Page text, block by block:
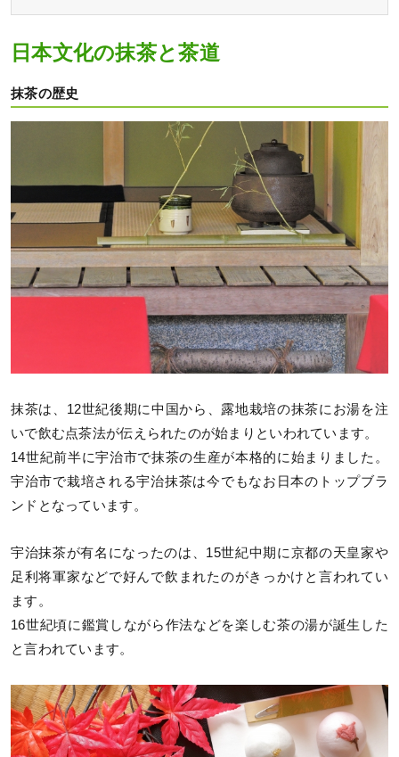
日本文化の抹茶と茶道
抹茶の歴史
抹茶は、12世紀後期に中国から、露地栽培の抹茶にお湯を注
いで飲む点茶法が伝えられたのが始まりといわれています。
14世紀前半に宇治市で抹茶の生産が本格的に始まりました。
宇治市で栽培される宇治抹茶は今でもなお日本のトップブラ
ンドとなっています。
宇治抹茶が有名になったのは、15世紀中期に京都の天皇家や
足利将軍家などで好んで飲まれたのがきっかけと言われてい
ます。
16世紀頃に鑑賞しながら作法などを楽しむ茶の湯が誕生した
と言われています。